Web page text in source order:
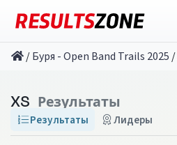
/Буря - Open Band Trails 2025 /
XS Результаты
Результаты Лидеры